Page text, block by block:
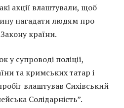
акції влаштували, щоб
нагадати людям про
країни.
у супроводі поліції,
та кримських татар і
влаштував Сихівський
Солідарність”.